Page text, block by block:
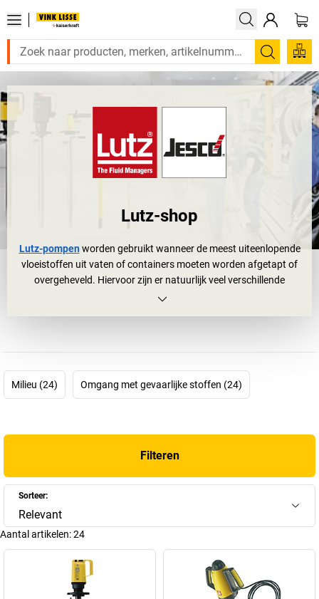
Zoeken
Lutz-shop
Lutz-pompenworden gebruikt wanneer de meest uiteenlopende
vloeistoffen uit vaten of containers moeten worden afgetapt of
overgeheveld. Hiervoor zijn er natuurlijk veel verschillende
methodes, van simpelweg kiepen tot en met andere mechanische
Talrijke innovaties en uitbreidingen hebben hun stempel op de
geschiedenis van het bedrijf gedrukt en tegenwoordig behoort de
desinfecteermiddelen: afhankelijk van het model kunnen Lutz-
ze bovendien altijd veilig, efficiënt en eenvoudig te bedienen.
Hier in de Lutz-shop vindt u gegarandeerd de juiste pomp voor uw
toepassing!
Milieu (24) Omgang met gevaarlijke stoffen (24)
Filteren
Sorteer:
Relevant
Aantal artikelen:24